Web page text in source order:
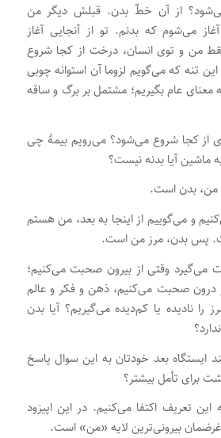
از آن خطّ بدن. قبلش دیگر من
می‌شوم که بدنم. تو از آنجایی آغاز
من و توی انسان، درخت از کجا شروع
تنه که می‌گویم لزوما آن استوانه چوبی
عام بگیریم؛ مشتمل بر برگ و ساقه
از کجا شروع می‌شود؟ می‌رویم بیمۀ چی
ماشین آیا بدنه نیست؟
من، بدن است.
و می‌گوییم از اینجا به بعد، من هستم
پس بدن، مرز من است.
می‌گیرد وقتی از بیرون صحبت می‌کنیم؛
درون صحبت می‌کنیم، ذهن و فکر و عالم
را نادیده یا کم‌دیده می‌گیریم؟ آیا بدن
بعد خودتان به این سوال پاسخ
برای تأمل بیشتر؟
تعریف اکتفا می‌کنیم. در این اپیزود
بیرونی‌ترین لایه «من» است.